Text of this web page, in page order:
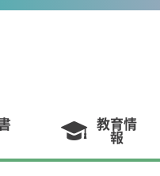
教育情
報